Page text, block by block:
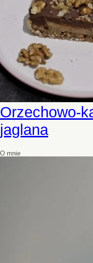
Orzechowo-
jaglana
O mnie